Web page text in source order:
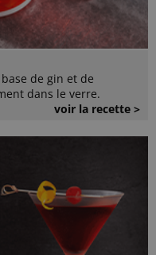
de gin et de
dans le verre.
voir la recette >